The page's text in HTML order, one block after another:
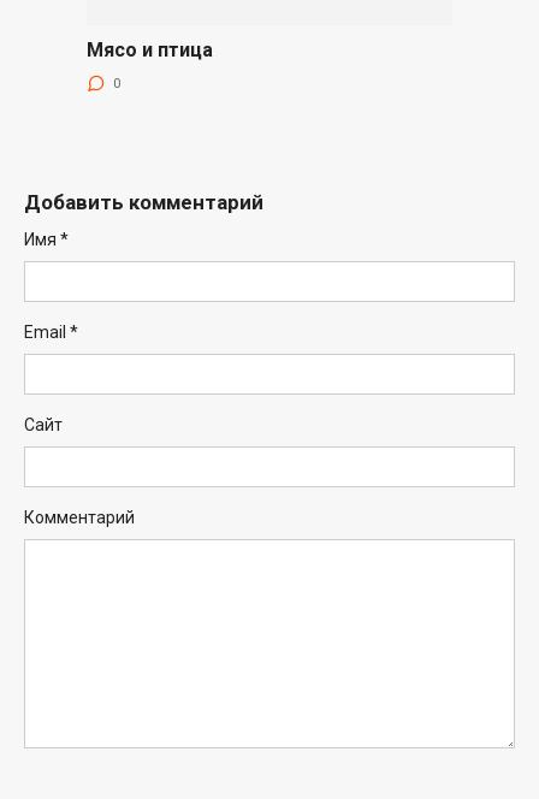
Мясо и птица
0
Добавить комментарий
Имя *
Email *
Сайт
Комментарий